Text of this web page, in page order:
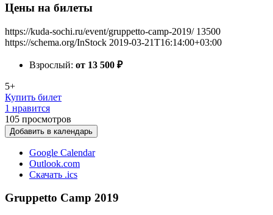
Цены на билеты
https://kuda-sochi.ru/event/gruppetto-camp-2019/ 13500
https://schema.org/InStock 2019-03-21T16:14:00+03:00
Взрослый: от 13 500 ₽
5+
Купить билет
1 нравится
105 просмотров
Добавить в календарь
Google Calendar
Outlook.com
Скачать .ics
Gruppetto Camp 2019